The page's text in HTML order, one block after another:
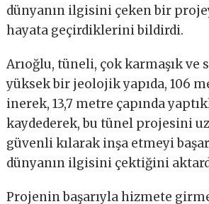
dünyanın ilgisini çeken bir
hayata geçirdiklerini bildirdi.
Arıoğlu, tüneli, çok karmaşık
yüksek bir jeolojik yapıda, 106
inerek, 13,7 metre çapında
kaydederek, bu tünel projesini
güvenli kılarak inşa etmeyi
dünyanın ilgisini çektiğini
Projenin başarıyla hizmete